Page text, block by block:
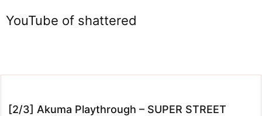
YouTube of shattered
[2/3] Akuma Playthrough – SUPER STREET